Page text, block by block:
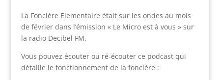
La Foncière Elementaire était sur les ondes au mois
de février dans l’émission « Le Micro est à vous » sur
la radio Decibel FM.
Vous pouvez écouter ou ré-écouter ce podcast qui
détaille le fonctionnement de la foncière :